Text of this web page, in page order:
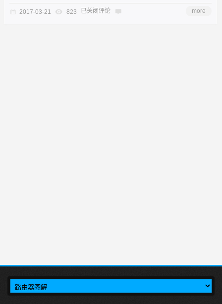
2017-03-21 823 已关闭评论 more